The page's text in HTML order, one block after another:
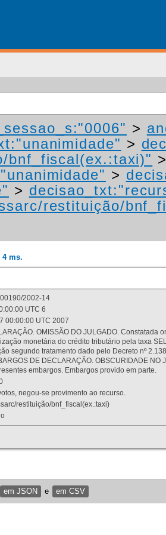
>
>
bnf_fiscal(ex.:taxi)" >
>
>
restituição/
4 ms.
2002-14
UTC 6
00:00:00 UTC 2007
OMISSÃO DO JULGADO.
monetária do crédito tributário pela taxa
segundo tratamento dado pelo Decreto nº
DE DECLARAÇÃO. OBSCURIDADE
embargos. Embargos provido em parte.
negou-se provimento ao recurso.
restituição/bnf_fiscal(ex.:taxi)
em JSON e em CSV